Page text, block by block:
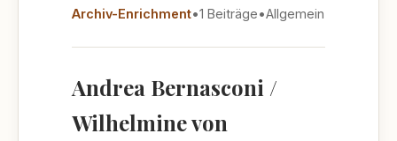
Archiv-Enrichment•1 Beiträge•Allgemein
Andrea Bernasconi /
Wilhelmine von